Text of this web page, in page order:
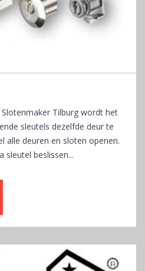
Tilburg wordt het
sleutels dezelfde deur te
alle deuren en sloten openen.
sleutel beslissen...